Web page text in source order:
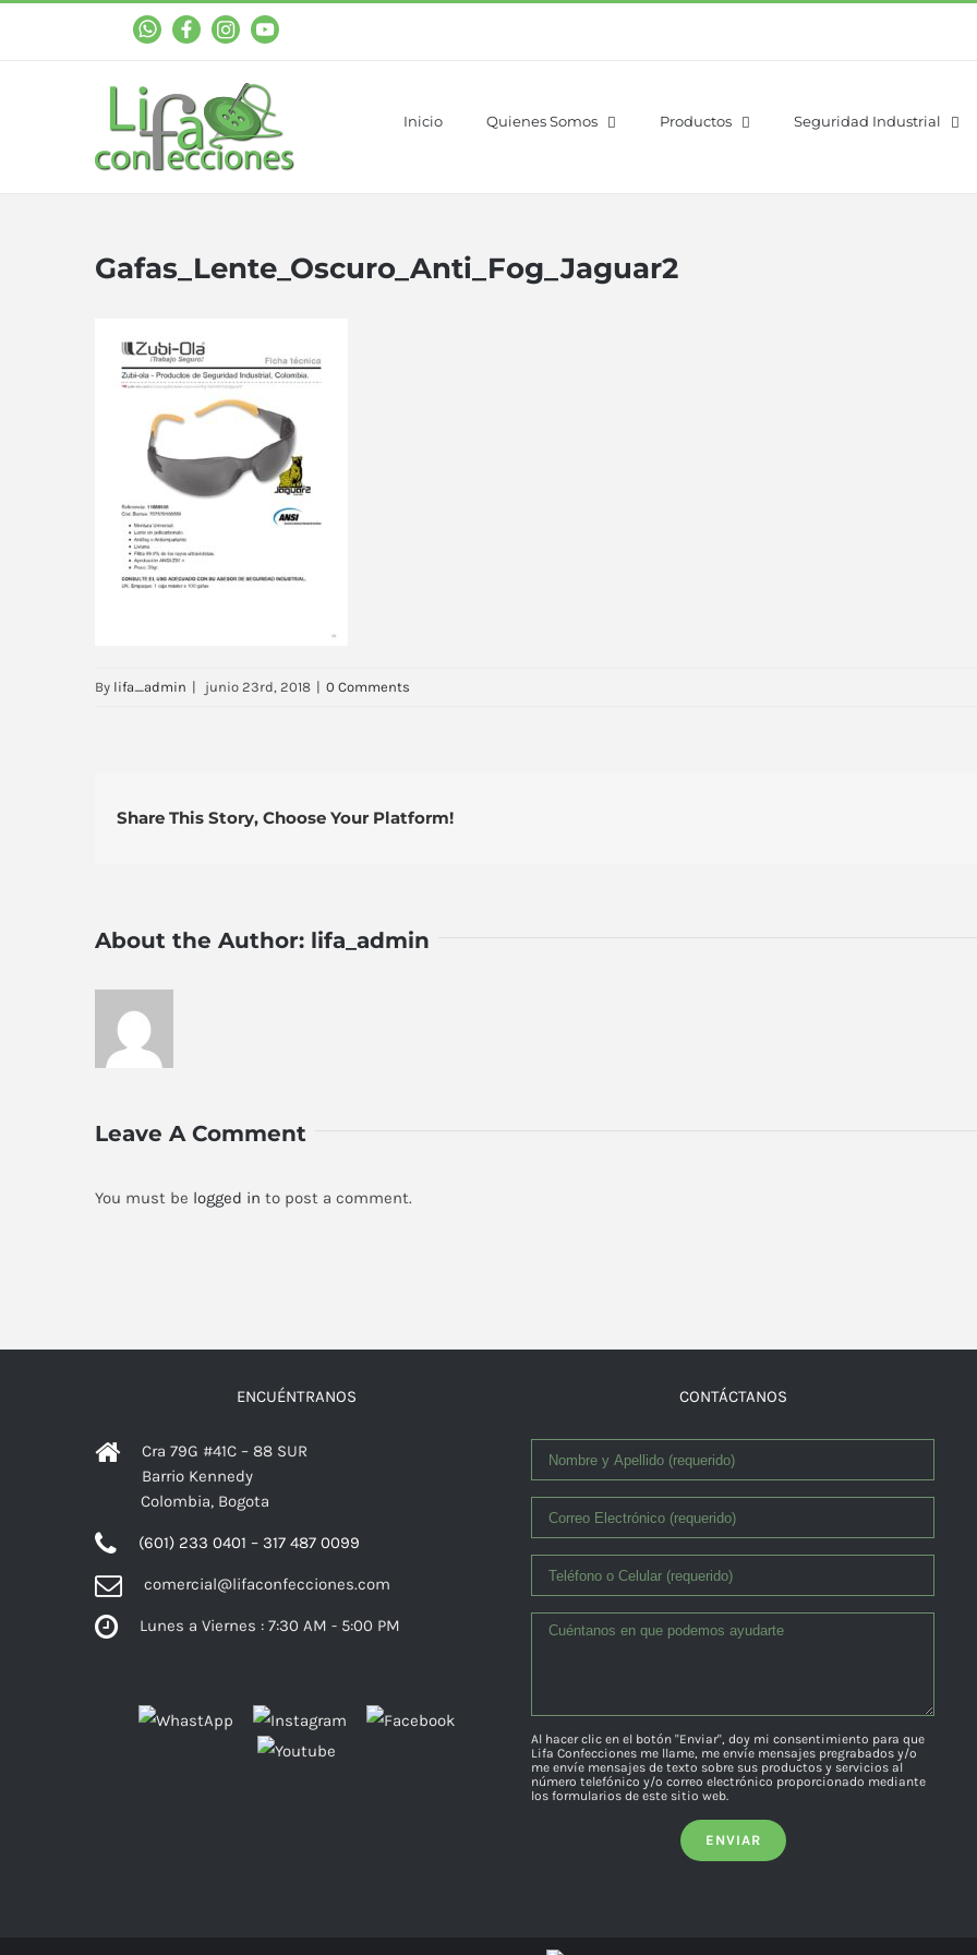
WhastAppFacebookInstagramYouTube
Inicio Quienes Somos Productos Seguridad Industrial
Gafas_Lente_Oscuro_Anti_Fog_Jaguar2
By lifa_admin | junio 23rd, 2018 | 0 Comments
Share This Story, Choose Your Platform!
About the Author: lifa_admin
Leave A Comment
You must be logged in to post a comment.
ENCUÉNTRANOS
Cra 79G #41C – 88 SUR
Barrio Kennedy
Colombia, Bogota
(601) 233 0401 – 317 487 0099
comercial@lifaconfecciones.com
Lunes a Viernes : 7:30 AM - 5:00 PM
Facebook
CONTÁCTANOS
Al hacer clic en el botón "Enviar", doy mi consentimiento para que
Lifa Confecciones me llame, me envíe mensajes pregrabados y/o
me envíe mensajes de texto sobre sus productos y servicios al
número telefónico y/o correo electrónico proporcionado mediante
los formularios de este sitio web.